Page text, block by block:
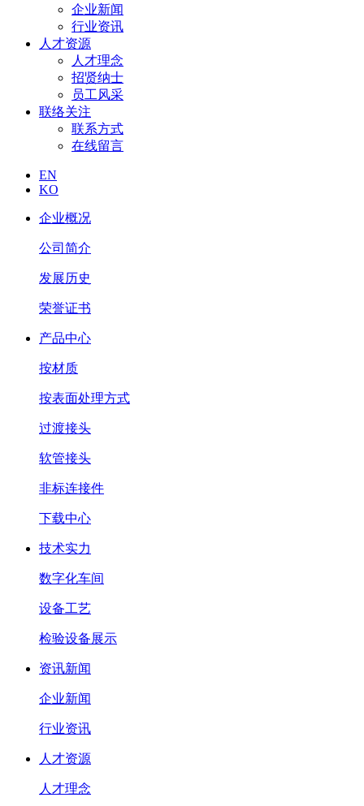
企业新闻
行业资讯
人才资源
人才理念
招贤纳士
员工风采
联络关注
联系方式
在线留言
EN
KO
企业概况
公司简介
发展历史
荣誉证书
产品中心
按材质
按表面处理方式
过渡接头
软管接头
非标连接件
下载中心
技术实力
数字化车间
设备工艺
检验设备展示
资讯新闻
企业新闻
行业资讯
人才资源
人才理念